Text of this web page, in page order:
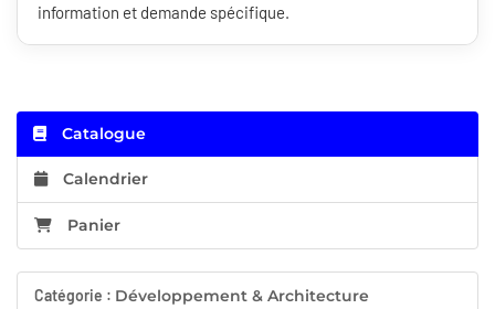
information et demande spécifique.
Catalogue
Calendrier
Panier
Catégorie : Développement & Architecture